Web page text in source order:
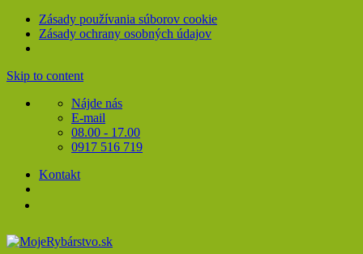
Zásady používania súborov cookie
Zásady ochrany osobných údajov
Skip to content
Nájde nás
E-mail
08.00 - 17.00
0917 516 719
Kontakt